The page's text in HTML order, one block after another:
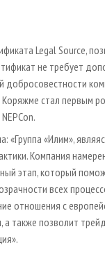
Legal Source,
не требует
стал первым
«Группа «Илим»,
Компания
этап, который
всех
отношения с
также позволит